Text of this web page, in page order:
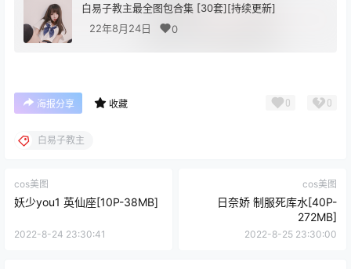
白易子教主最全图包合集 [30套][持续更新]
22年8月24日
0
海报分享 收藏 0 0
白易子教主
cos美图
妖少you1 英仙座[10P-38MB]
2022-8-24 23:30:41
cos美图
日奈娇 制服死库水[40P-
272MB]
2022-8-25 23:30:00